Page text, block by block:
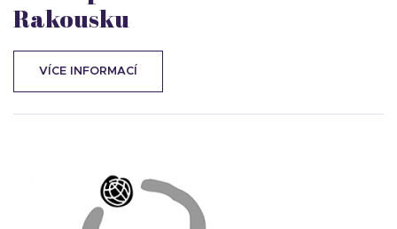
Rakousku
VÍCE INFORMACÍ